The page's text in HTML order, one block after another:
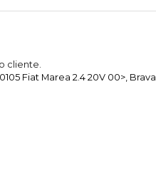
cliente.
Fiat Marea 2.4 20V 00>, Brava